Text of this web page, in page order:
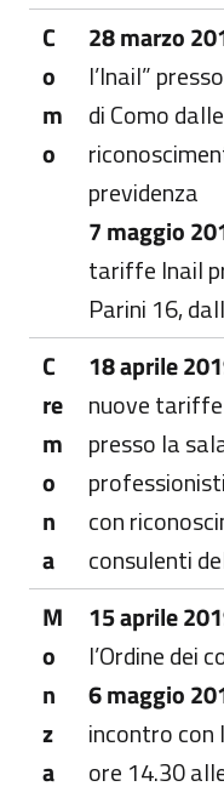
C
o
m
o
28 marzo
l’Inail”
di Como
previdenza
7 maggio
tariffe Inail
Parini 16,
C
re
m
o
n
a
18 aprile
nuove
presso la
con
consulenti
M
o
n
z
a
15 aprile
l’Ordine dei
6 maggio
incontro con
ore 14.30